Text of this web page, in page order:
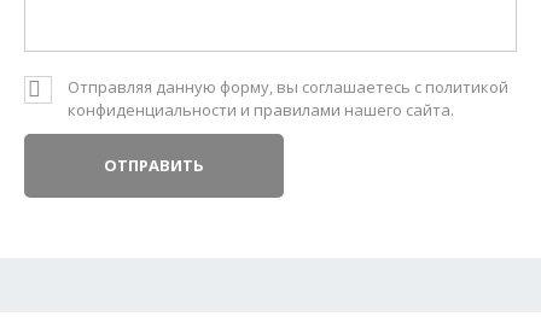
Отправляя данную форму, вы соглашаетесь с политикой
конфиденциальности и правилами нашего сайта.